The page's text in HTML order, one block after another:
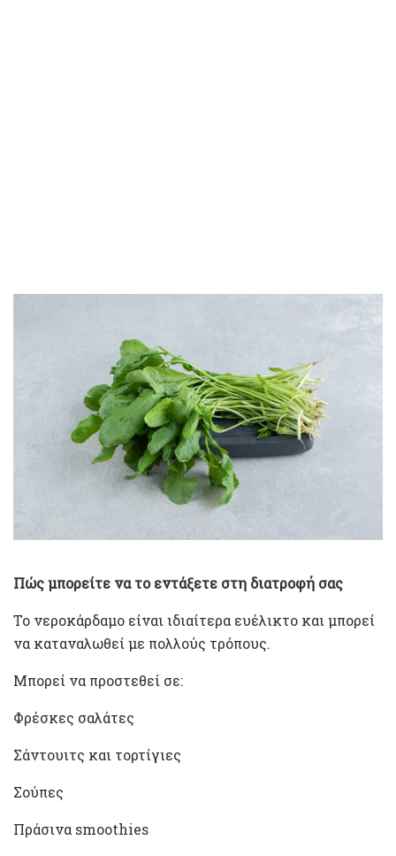
Πώς μπορείτε να το εντάξετε στη διατροφή σας
Το νεροκάρδαμο είναι ιδιαίτερα ευέλικτο και μπορεί
να καταναλωθεί με πολλούς τρόπους.
Μπορεί να προστεθεί σε:
Φρέσκες σαλάτες
Σάντουιτς και τορτίγιες
Σούπες
Πράσινα smoothies